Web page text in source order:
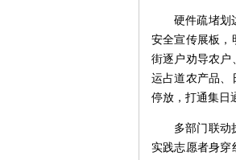
硬件疏堵划
安全宣传展板，
街逐户劝导农户
运占道农产品、
停放，打通集日
多部门联动
实践志愿者身穿